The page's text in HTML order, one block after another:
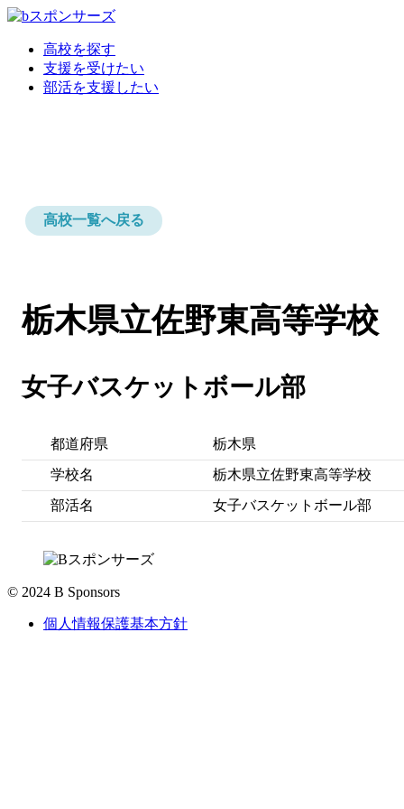
高校を探す
支援を受けたい
部活を支援したい
高校一覧へ戻る
栃木県立佐野東高等学校
女子バスケットボール部
都道府県
栃木県
学校名
栃木県立佐野東高等学校
部活名
女子バスケットボール部
© 2024 B Sponsors
個人情報保護基本方針